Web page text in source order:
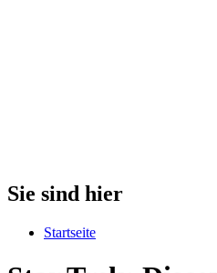
Sie sind hier
Startseite